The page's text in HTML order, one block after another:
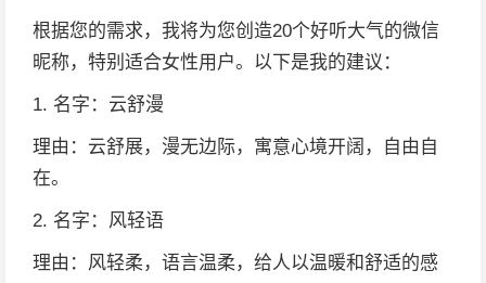
根据您的需求，我将为您创造20个好听大气的微信
昵称，特别适合女性用户。以下是我的建议：
1. 名字：云舒漫
理由：云舒展，漫无边际，寓意心境开阔，自由自
在。
2. 名字：风轻语
理由：风轻柔，语言温柔，给人以温暖和舒适的感